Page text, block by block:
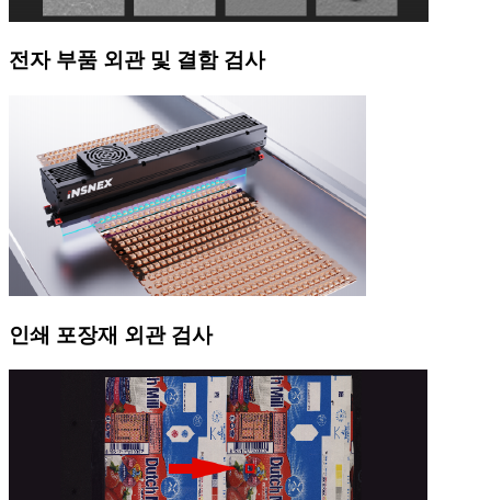
전자 부품 외관 및 결함 검사
인쇄 포장재 외관 검사